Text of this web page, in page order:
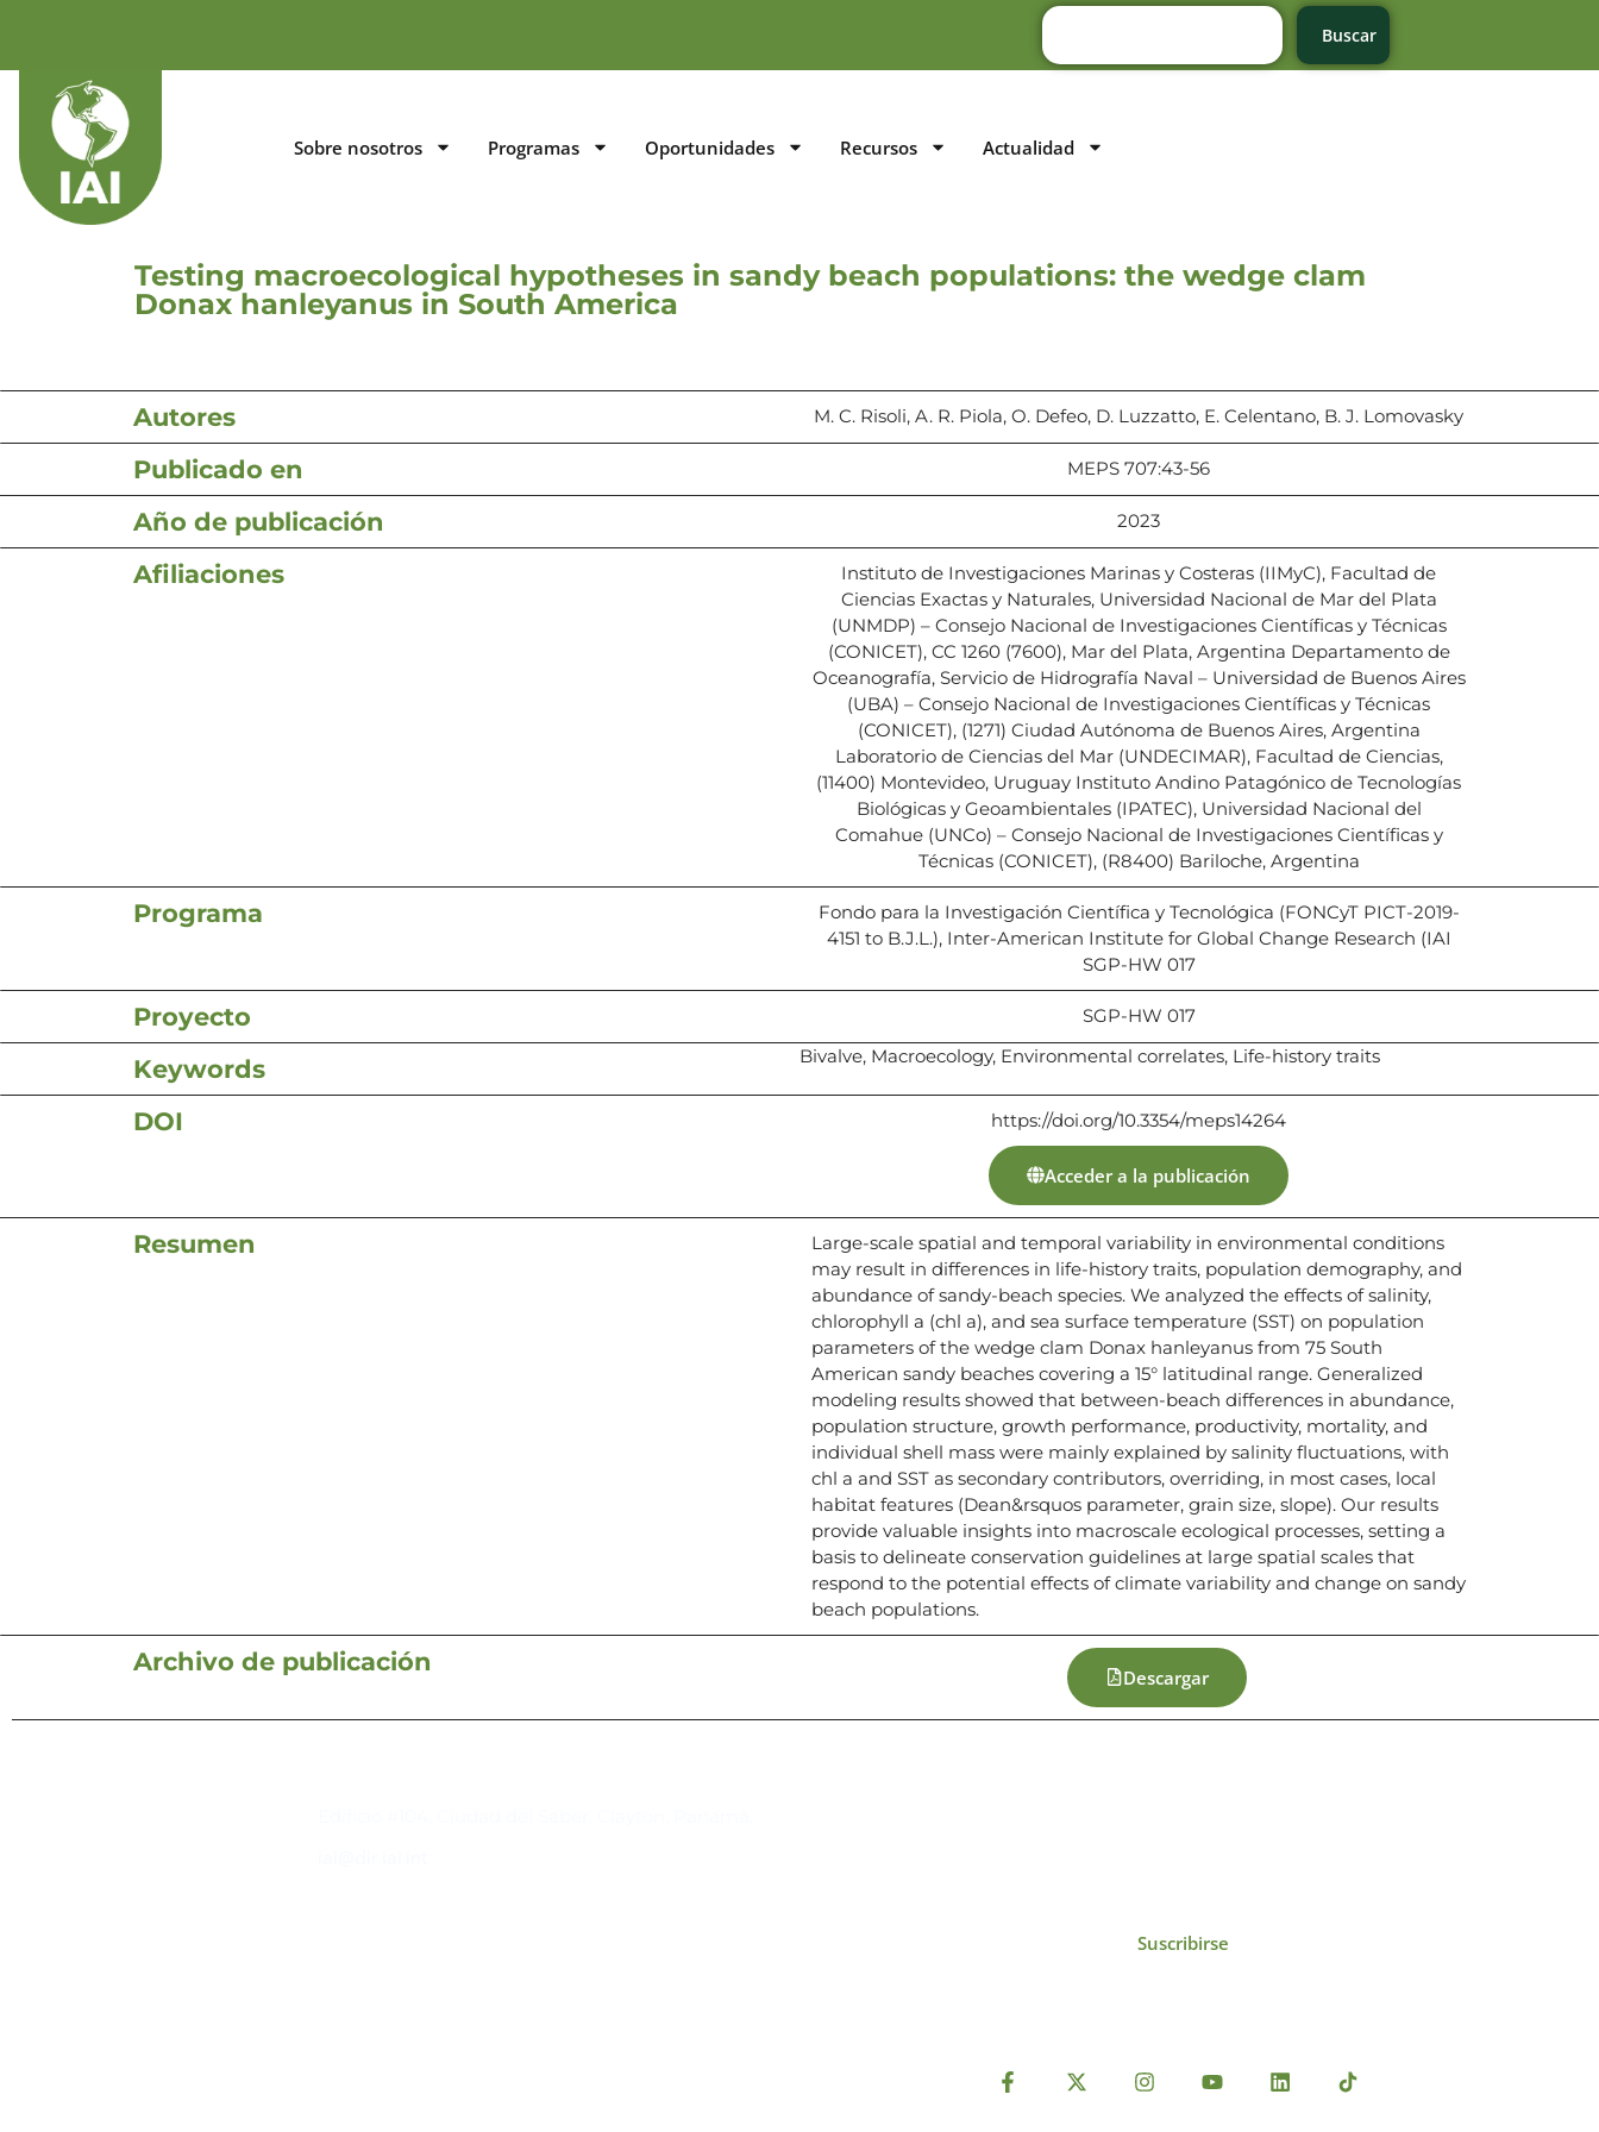
Buscar
Sobre nosotros Programas Oportunidades Recursos Actualidad
Testing macroecological hypotheses in sandy beach populations: the wedge clam
Donax hanleyanus in South America
Autores M. C. Risoli, A. R. Piola, O. Defeo, D. Luzzatto, E. Celentano, B. J. Lomovasky
Publicado en MEPS 707:43-56
Año de publicación 2023
Afiliaciones
Instituto de Investigaciones Marinas y Costeras (IIMyC), Facultad de
Ciencias Exactas y Naturales, Universidad Nacional de Mar del Plata
(UNMDP) – Consejo Nacional de Investigaciones Científicas y Técnicas
(CONICET), CC 1260 (7600), Mar del Plata, Argentina Departamento de
Oceanografía, Servicio de Hidrografía Naval – Universidad de Buenos Aires
(UBA) – Consejo Nacional de Investigaciones Científicas y Técnicas
(CONICET), (1271) Ciudad Autónoma de Buenos Aires, Argentina
Laboratorio de Ciencias del Mar (UNDECIMAR), Facultad de Ciencias,
(11400) Montevideo, Uruguay Instituto Andino Patagónico de Tecnologías
Biológicas y Geoambientales (IPATEC), Universidad Nacional del
Comahue (UNCo) – Consejo Nacional de Investigaciones Científicas y
Técnicas (CONICET), (R8400) Bariloche, Argentina
Programa
Fondo para la Investigación Científica y Tecnológica (FONCyT PICT-2019-
4151 to B.J.L.), Inter-American Institute for Global Change Research (IAI
SGP-HW 017
Proyecto SGP-HW 017
Keywords Bivalve, Macroecology, Environmental correlates, Life-history traits
DOI https://doi.org/10.3354/meps14264
Acceder a la publicación
Resumen
Large-scale spatial and temporal variability in environmental conditions
may result in differences in life-history traits, population demography, and
abundance of sandy-beach species. We analyzed the effects of salinity,
chlorophyll a (chl a), and sea surface temperature (SST) on population
parameters of the wedge clam Donax hanleyanus from 75 South
American sandy beaches covering a 15° latitudinal range. Generalized
modeling results showed that between-beach differences in abundance,
population structure, growth performance, productivity, mortality, and
individual shell mass were mainly explained by salinity fluctuations, with
chl a and SST as secondary contributors, overriding, in most cases, local
habitat features (Dean&rsquos parameter, grain size, slope). Our results
provide valuable insights into macroscale ecological processes, setting a
basis to delineate conservation guidelines at large spatial scales that
respond to the potential effects of climate variability and change on sandy
beach populations.
Archivo de publicación
Descargar
Suscribirse